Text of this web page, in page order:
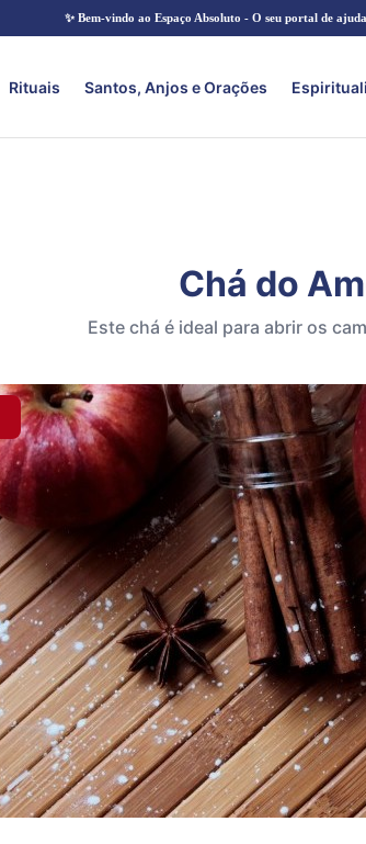
✨ Bem-vindo ao Espaço Absoluto - O seu portal de
Rituais Santos, Anjos e Orações
Chá do
Este chá é ideal para abrir os